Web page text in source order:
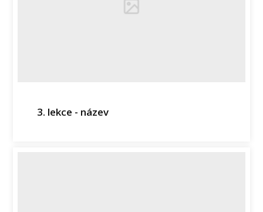
3. lekce - název